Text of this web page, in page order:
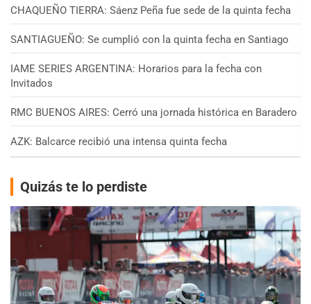
CHAQUEÑO TIERRA: Sáenz Peña fue sede de la quinta fecha
SANTIAGUEÑO: Se cumplió con la quinta fecha en Santiago
IAME SERIES ARGENTINA: Horarios para la fecha con
Invitados
RMC BUENOS AIRES: Cerró una jornada histórica en Baradero
AZK: Balcarce recibió una intensa quinta fecha
Quizás te lo perdiste